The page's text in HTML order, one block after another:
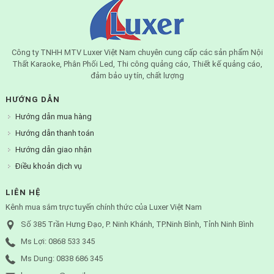
Công ty TNHH MTV Luxer Việt Nam chuyên cung cấp các sản phẩm Nội
Thất Karaoke, Phân Phối Led, Thi công quảng cáo, Thiết kế quảng cáo,
đảm bảo uy tín, chất lượng
HƯỚNG DẪN
Hướng dẫn mua hàng
Hướng dẫn thanh toán
Hướng dẫn giao nhận
Điều khoản dịch vụ
LIÊN HỆ
Kênh mua sắm trực tuyến chính thức của Luxer Việt Nam
Số 385 Trần Hưng Đạo, P. Ninh Khánh, TP.Ninh Bình, Tỉnh Ninh Bình
Ms Lợi: 0868 533 345
Ms Dung: 0838 686 345